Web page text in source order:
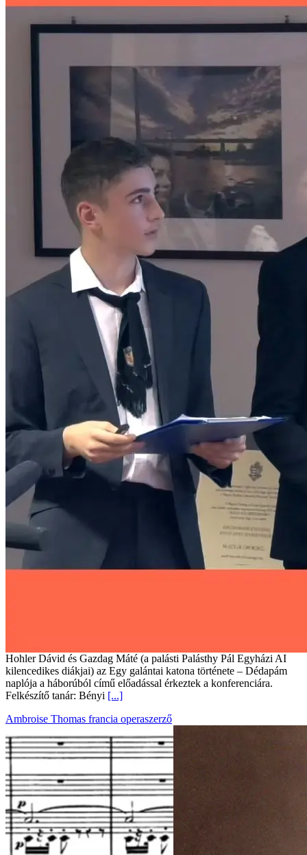
Hohler Dávid és Gazdag Máté (a palásti Palásthy Pál Egyházi AI
kilencedikes diákjai) az Egy galántai katona története – Dédapám
naplója a háborúból című előadással érkeztek a konferenciára.
Felkészítő tanár: Bényi [...]
Ambroise Thomas francia operaszerző